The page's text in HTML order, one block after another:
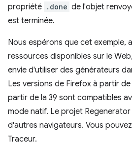
propriété .done de l'objet
est terminée.
Nous espérons que cet exemple,
ressources disponibles sur le
envie d'utiliser des générateurs
Les versions de Firefox à partir
partir de la 39 sont compatibles
mode natif. Le projet
d'autres navigateurs. Vous
Traceur.